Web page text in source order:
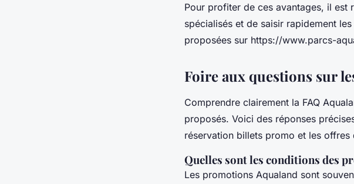
Pour profiter de ces avantages, il est
spécialisés et de saisir rapidement
proposées sur https://www.parcs-
Foire aux questions sur
Comprendre clairement la FAQ
proposés. Voici des réponses
réservation billets promo et les offres
Quelles sont les conditions des
Les promotions Aqualand sont